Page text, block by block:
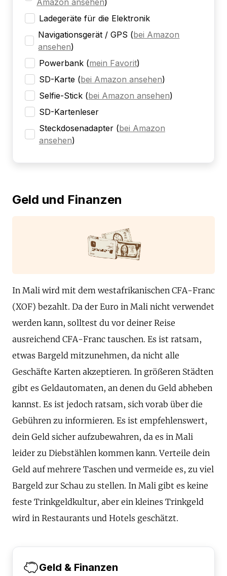
Amazon ansehen)
Ladegeräte für die Elektronik
Navigationsgerät / GPS (bei Amazon
ansehen)
Powerbank (mein Favorit)
SD-Karte (bei Amazon ansehen)
Selfie-Stick (bei Amazon ansehen)
SD-Kartenleser
Steckdosenadapter (bei Amazon
ansehen)
Geld und Finanzen
In Mali wird mit dem westafrikanischen CFA-Franc
(XOF) bezahlt. Da der Euro in Mali nicht verwendet
werden kann, solltest du vor deiner Reise
ausreichend CFA-Franc tauschen. Es ist ratsam,
etwas Bargeld mitzunehmen, da nicht alle
Geschäfte Karten akzeptieren. In größeren Städten
gibt es Geldautomaten, an denen du Geld abheben
kannst. Es ist jedoch ratsam, sich vorab über die
Gebühren zu informieren. Es ist empfehlenswert,
dein Geld sicher aufzubewahren, da es in Mali
leider zu Diebstählen kommen kann. Verteile dein
Geld auf mehrere Taschen und vermeide es, zu viel
Bargeld zur Schau zu stellen. In Mali gibt es keine
feste Trinkgeldkultur, aber ein kleines Trinkgeld
wird in Restaurants und Hotels geschätzt.
Geld & Finanzen